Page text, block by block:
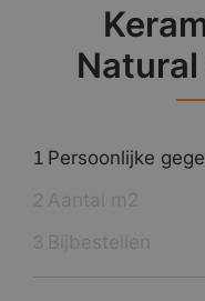
1 Persoonlijke